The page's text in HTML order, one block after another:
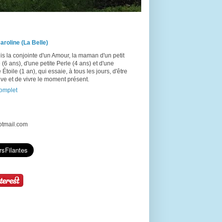
(La Belle)
la conjointe d'un Amour, la maman d'un petit
(6 ans), d'une petite Perle (4 ans) et d'une
Étoile (1 an), qui essaie, à tous les jours, d'être
et de vivre le moment présent.